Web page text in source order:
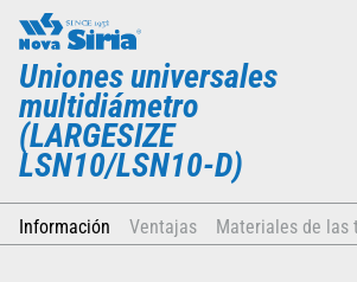
Uniones universales
multidiámetro
(LARGESIZE
LSN10/LSN10-D)
Información Ventajas Materiales de las